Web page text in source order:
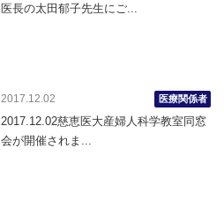
医長の太田郁子先生にご...
2017.12.02 医療関係者
2017.12.02慈恵医大産婦人科学教室同窓
会が開催されま...